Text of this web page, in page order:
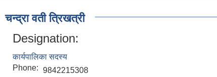
चन्द्रा वती त्रिखत्री
Designation:
कार्यपालिका सदस्य
Phone: 9842215308